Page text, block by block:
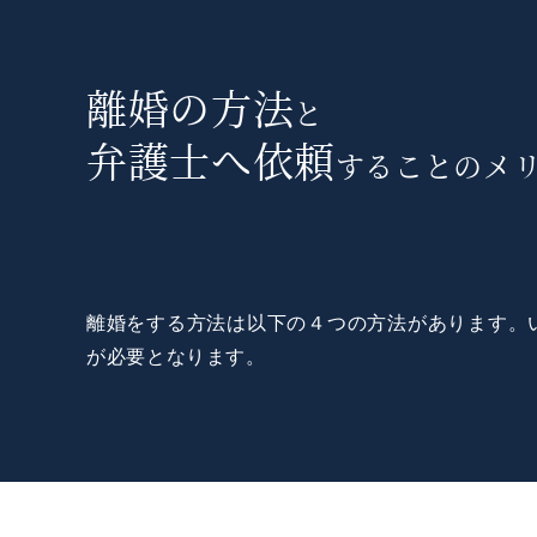
離婚の方法と
弁護士へ依頼することのメ
離婚をする方法は以下の４つの方法があります
が必要となります。